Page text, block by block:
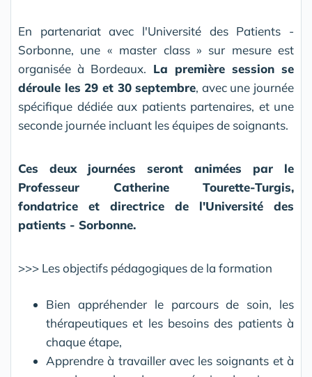
En partenariat avec l'Université des Patients -
Sorbonne, une « master class » sur mesure est
organisée à Bordeaux. La première session se
déroule les 29 et 30 septembre, avec une journée
spécifique dédiée aux patients partenaires, et une
seconde journée incluant les équipes de soignants.
Ces deux journées seront animées par le
Professeur Catherine Tourette-Turgis,
fondatrice et directrice de l'Université des
patients - Sorbonne.
>>> Les objectifs pédagogiques de la formation
Bien appréhender le parcours de soin, les
thérapeutiques et les besoins des patients à
chaque étape,
Apprendre à travailler avec les soignants et à